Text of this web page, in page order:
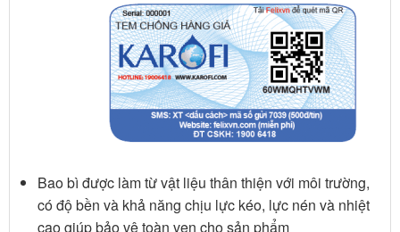
Bao bì được làm từ vật liệu thân thiện với môi trường,
có độ bền và khả năng chịu lực kéo, lực nén và nhiệt
cao giúp bảo vệ toàn vẹn cho sản phẩm